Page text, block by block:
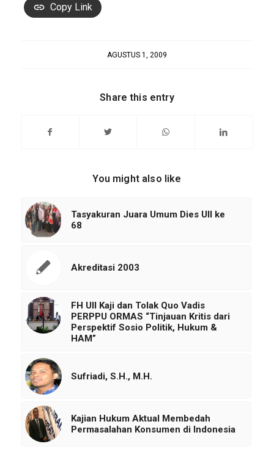
Copy Link
AGUSTUS 1, 2009
Share this entry
You might also like
Tasyakuran Juara Umum Dies UII ke
68
Akreditasi 2003
FH UII Kaji dan Tolak Quo Vadis
PERPPU ORMAS “Tinjauan Kritis dari
Perspektif Sosio Politik, Hukum &
HAM”
Sufriadi, S.H., M.H.
Kajian Hukum Aktual Membedah
Permasalahan Konsumen di Indonesia